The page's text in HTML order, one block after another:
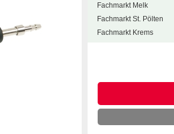
Fachmarkt Melk
Fachmarkt St. Pölten
Fachmarkt Krems